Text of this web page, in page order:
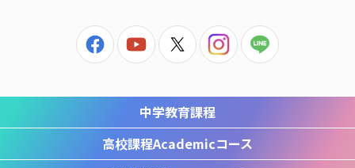
中学教育課程
高校課程Academicコース